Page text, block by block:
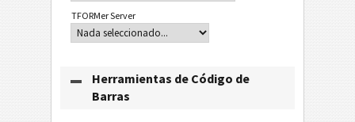
TFORMer Server
Herramientas de Código de
Barras